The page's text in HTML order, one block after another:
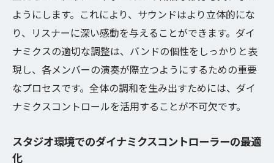
音の重なりを意識したダイナミクス設定
ミキシングのプロセスで重要なダイナミク
スのポイント
音楽制作に革命をもたらすダイナミクスコント
ローラーの役割
技術
ようにします。これにより、サウンドはより立体的にな
り、リスナーに深い感動を与えることができます。ダイ
ナミクスの適切な調整は、バンドの個性をしっかりと表
現し、各メンバーの演奏が際立つようにするための重要
なプロセスです。全体の調和を生み出すためには、ダイ
ナミクスコントロールを活用することが不可欠です。
スタジオ環境でのダイナミクスコントローラーの最適
化